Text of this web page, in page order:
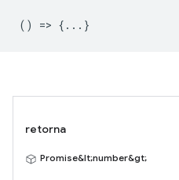
() => {...}
retorna
Promise&lt;number&gt;